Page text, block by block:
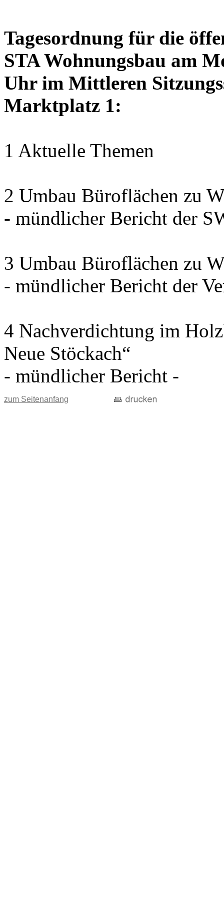
Tagesordnung für die
STA Wohnungsbau am
Uhr im Mittleren
Marktplatz 1:
1 Aktuelle Themen
2 Umbau Büroflächen zu
- mündlicher Bericht der
3 Umbau Büroflächen zu
- mündlicher Bericht der
4 Nachverdichtung im
Neue Stöckach“
- mündlicher Bericht -
zum Seitenanfang